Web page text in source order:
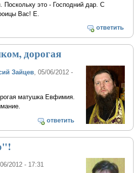
Поскольку это - Господний дар. С
Вас! Е.
ответить
дорогая
Зайцев , 05/06/2012 -
матушка Евфимия.
ответить
2012 - 17:31